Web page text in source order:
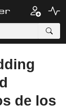
de los